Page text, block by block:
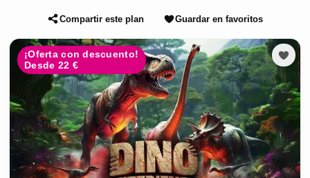
Compartir este plan Guardar en favoritos
¡Oferta con descuento!
Desde 22 €